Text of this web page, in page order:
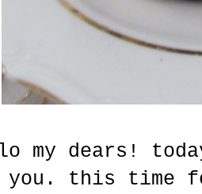
my dears!
this time